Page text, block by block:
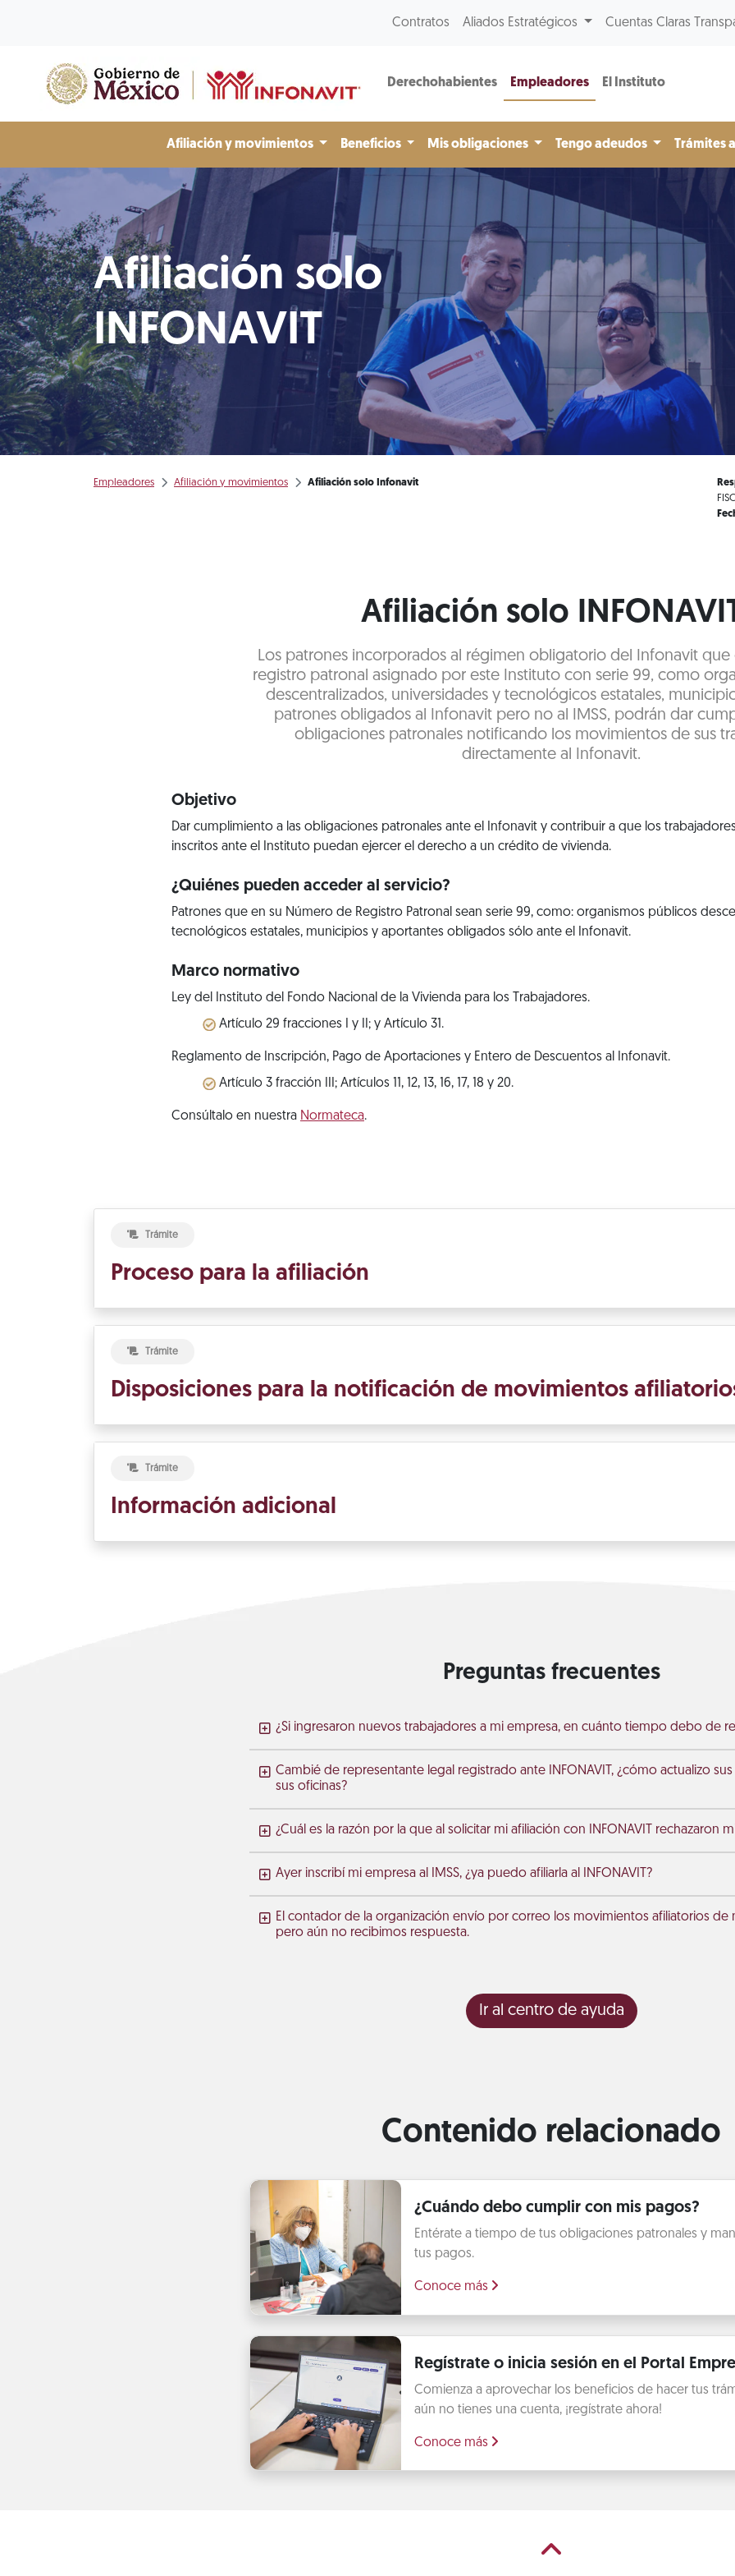
Contratos Aliados Estratégicos Cuentas Claras
Derechohabientes Empleadores El Instituto
Afiliación y movimientos Beneficios Mis obligaciones Tengo adeudos Trámites
Afiliación solo
INFONAVIT
Empleadores Afiliación y movimientos Afiliación solo Infonavit
Afiliación solo
Los patrones incorporados al régimen obligatorio del Infonavit
registro patronal asignado por este Instituto con serie 99, como
descentralizados, universidades y tecnológicos estatales,
patrones obligados al Infonavit pero no al IMSS, podrán dar
obligaciones patronales notificando los movimientos de sus
directamente al Infonavit.
Objetivo
Dar cumplimiento a las obligaciones patronales ante el Infonavit y contribuir a que los
inscritos ante el Instituto puedan ejercer el derecho a un crédito de vivienda.
¿Quiénes pueden acceder al servicio?
Patrones que en su Número de Registro Patronal sean serie 99, como: organismos públicos
tecnológicos estatales, municipios y aportantes obligados sólo ante el Infonavit.
Marco normativo
Ley del Instituto del Fondo Nacional de la Vivienda para los Trabajadores.
Artículo 29 fracciones I y II; y Artículo 31.
Reglamento de Inscripción, Pago de Aportaciones y Entero de Descuentos al Infonavit.
Artículo 3 fracción III; Artículos 11, 12, 13, 16, 17, 18 y 20.
Consúltalo en nuestra Normateca.
Trámite
Proceso para la afiliación
Trámite
Disposiciones para la notificación de movimientos
Trámite
Información adicional
Preguntas frecuentes
¿Si ingresaron nuevos trabajadores a mi empresa, en cuánto tiempo debo de
Cambié de representante legal registrado ante INFONAVIT, ¿cómo actualizo
sus oficinas?
¿Cuál es la razón por la que al solicitar mi afiliación con INFONAVIT rechazaron mi
Ayer inscribí mi empresa al IMSS, ¿ya puedo afiliarla al INFONAVIT?
El contador de la organización envío por correo los movimientos afiliatorios de
pero aún no recibimos respuesta.
Ir al centro de ayuda
Contenido relacionado
¿Cuándo debo cumplir con mis pagos?
Entérate a tiempo de tus obligaciones patronales y
tus pagos.
Conoce más
Regístrate o inicia sesión en el Portal
Comienza a aprovechar los beneficios de hacer tus
aún no tienes una cuenta, ¡regístrate ahora!
Conoce más